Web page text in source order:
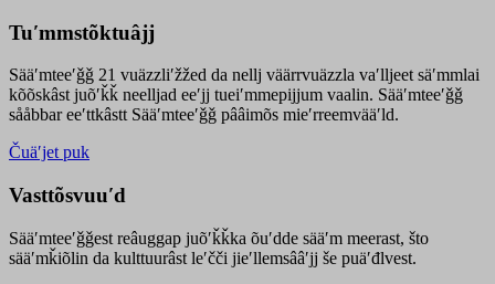
Tuʹmmstõktuâjj
Sääʹmteeʹǧǧ 21 vuäzzliʹžžed da nellj väärrvuäzzla vaʹlljeet säʹmmlai
kõõskâst juõʹǩǩ neelljad eeʹjj tueiʹmmepijjum vaalin. Sääʹmteeʹǧǧ
sååbbar eeʹttkâstt Sääʹmteeʹǧǧ pââimõs mieʹrreemvääʹld.
Čuäʹjet puk
Vasttõsvuuʹd
Sääʹmteeʹǧǧest reâuggap juõʹǩǩka õuʹdde sääʹm meerast, što
sääʹmǩiõlin da kulttuurâst leʹčči jieʹllemsââʹjj še puäʹđlvest.